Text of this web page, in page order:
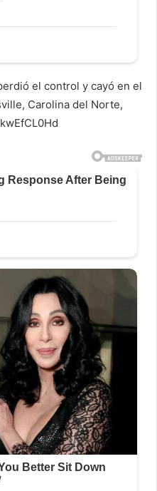
el control y cayó en el
Carolina del Norte,